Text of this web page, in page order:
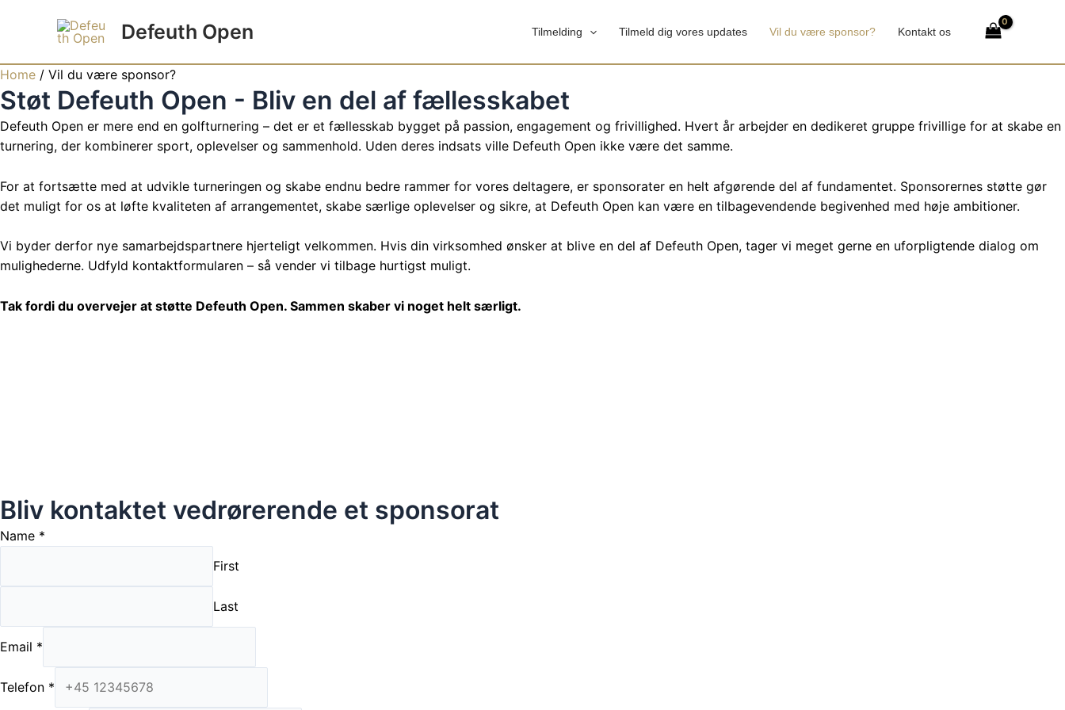
Defeuth Open Tilmelding Tilmeld dig vores updates Vil du være sponsor? Kontakt os
Home / Vil du være sponsor?
Støt Defeuth Open - Bliv en del af fællesskabet
Defeuth Open er mere end en golfturnering – det er et fællesskab bygget på passion, engagement og frivillighed. Hvert år arbejder en dedikeret gruppe frivillige for at skabe en
turnering, der kombinerer sport, oplevelser og sammenhold. Uden deres indsats ville Defeuth Open ikke være det samme.
For at fortsætte med at udvikle turneringen og skabe endnu bedre rammer for vores deltagere, er sponsorater en helt afgørende del af fundamentet. Sponsorernes støtte gør
det muligt for os at løfte kvaliteten af arrangementet, skabe særlige oplevelser og sikre, at Defeuth Open kan være en tilbagevendende begivenhed med høje ambitioner.
Vi byder derfor nye samarbejdspartnere hjerteligt velkommen. Hvis din virksomhed ønsker at blive en del af Defeuth Open, tager vi meget gerne en uforpligtende dialog om
mulighederne. Udfyld kontaktformularen – så vender vi tilbage hurtigst muligt.
Tak fordi du overvejer at støtte Defeuth Open. Sammen skaber vi noget helt særligt.
Bliv kontaktet vedrørerende et sponsorat
Name *
First
Last
Email *
Telefon *